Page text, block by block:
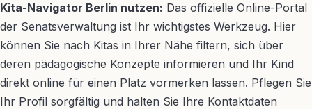
Kita-Navigator Berlin nutzen: Das offizielle Online-Portal
der Senatsverwaltung ist Ihr wichtigstes Werkzeug. Hier
können Sie nach Kitas in Ihrer Nähe filtern, sich über
deren pädagogische Konzepte informieren und Ihr Kind
direkt online für einen Platz vormerken lassen. Pflegen Sie
Ihr Profil sorgfältig und halten Sie Ihre Kontaktdaten